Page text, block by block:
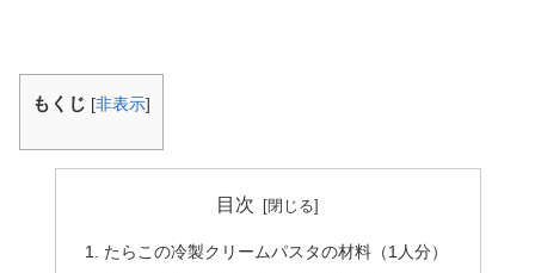
もくじ [非表示]
目次
たらこの冷製クリームパスタの材料（1人分）